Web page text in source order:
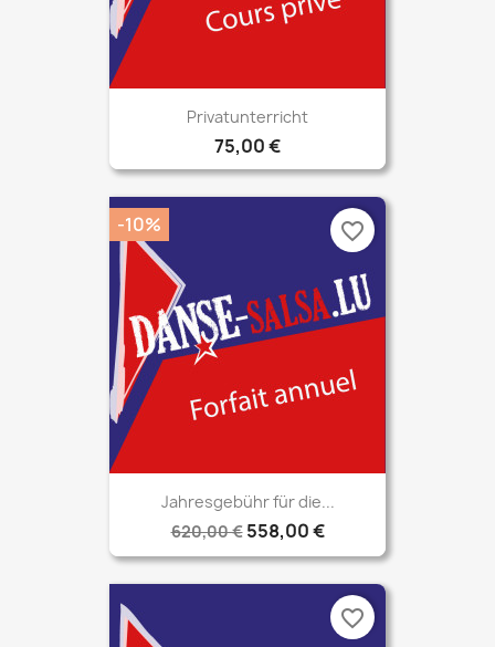
Privatunterricht
75,00 €
Jahresgebühr für die...
620,00 € 558,00 €
-10% favorite_border
favorite_border